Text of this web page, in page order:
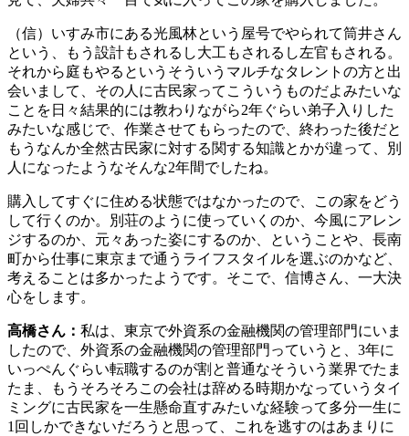
（信）いすみ市にある光風林という屋号でやられて筒井さん
という、もう設計もされるし大工もされるし左官もされる。
それから庭もやるというそういうマルチなタレントの方と出
会いまして、その人に古民家ってこういうものだよみたいな
ことを日々結果的には教わりながら2年ぐらい弟子入りした
みたいな感じで、作業させてもらったので、終わった後だと
もうなんか全然古民家に対する関する知識とかが違って、別
人になったようなそんな2年間でしたね。
購入してすぐに住める状態ではなかったので、この家をどう
して行くのか。別荘のように使っていくのか、今風にアレン
ジするのか、元々あった姿にするのか、ということや、長南
町から仕事に東京まで通うライフスタイルを選ぶのかなど、
考えることは多かったようです。そこで、信博さん、一大決
心をします。
高橋さん： 私は、東京で外資系の金融機関の管理部門にいま
したので、外資系の金融機関の管理部門っていうと、3年に
いっぺんぐらい転職するのが割と普通なそういう業界でたま
たま、もうそろそろこの会社は辞める時期かなっていうタイ
ミングに古民家を一生懸命直すみたいな経験って多分一生に
1回しかできないだろうと思って、これを逃すのはあまりに